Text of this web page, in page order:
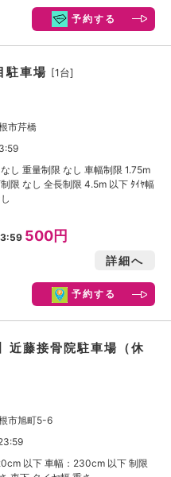
予約する
駐車場 [1台]
市芹橋
し 重量制限 なし 車幅制限 1.75m
限 なし 全長制限 4.5m 以下 ﾀｲﾔ幅
500円
詳細へ
予約する
藤接骨院駐車場（休
市旭町5-6
以下 車幅：230cm 以下 制限